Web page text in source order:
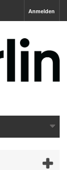
Anmelden